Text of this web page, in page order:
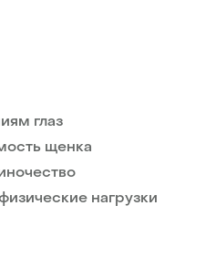
глаз
щенка
нагрузки